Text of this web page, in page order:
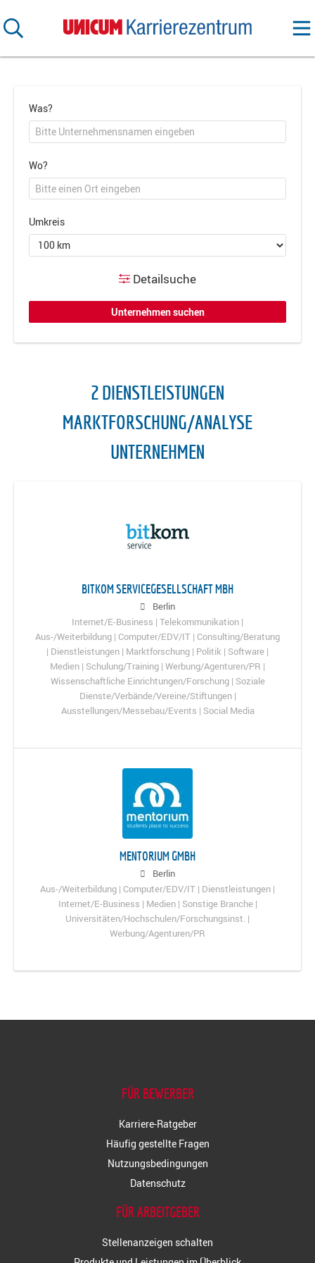
Was?
Wo?
Umkreis
Detailsuche
2 DIENSTLEISTUNGEN
MARKTFORSCHUNG/ANALYSE
UNTERNEHMEN
BITKOM SERVICEGESELLSCHAFT MBH
Berlin
Internet/E-Business | Telekommunikation |
Aus-/Weiterbildung | Computer/EDV/IT | Consulting/Beratung
| Dienstleistungen | Marktforschung | Politik | Software |
Medien | Schulung/Training | Werbung/Agenturen/PR |
Wissenschaftliche Einrichtungen/Forschung | Soziale
Dienste/Verbände/Vereine/Stiftungen |
Ausstellungen/Messebau/Events | Social Media
MENTORIUM GMBH
Berlin
Aus-/Weiterbildung | Computer/EDV/IT | Dienstleistungen |
Internet/E-Business | Medien | Sonstige Branche |
Universitäten/Hochschulen/Forschungsinst. |
Werbung/Agenturen/PR
FÜR BEWERBER
Karriere-Ratgeber
Häufig gestellte Fragen
Nutzungsbedingungen
Datenschutz
FÜR ARBEITGEBER
Stellenanzeigen schalten